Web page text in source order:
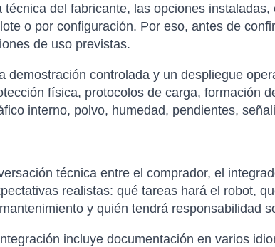
del fabricante, las opciones
o por configuración. Por eso, antes de
de uso previstas.
demostración controlada y un despliegue
física, protocolos de carga, formación
interno, polvo, humedad, pendientes,
técnica entre el comprador, el
realistas: qué tareas hará el robot,
y quién tendrá responsabilidad
incluye documentación en varios